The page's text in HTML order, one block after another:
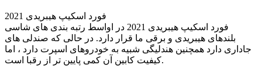
فورد اسکیپ هیبریدی 2021
فورد اسکیپ هیبریدی 2021 در اواسط رتبه بندی های شاسی
بلندهای هیبریدی و برقی ما قرار دارد. در حالی که صندلی های
جاداری دارد همچنین هندلیگی شبیه به خودروهای اسپرت دارد ، اما
کیفیت کابین آن کمی پایین تر از رقبا است.